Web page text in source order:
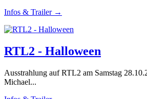
Infos & Trailer →
RTL2 - Halloween
Ausstrahlung auf RTL2 am Samstag
Michael...